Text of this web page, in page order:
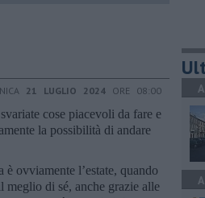
21 LUGLIO 2024 ORE 08:00
cose piacevoli da fare e
la possibilità di andare
è ovviamente l’estate, quando
meglio di sé, anche grazie alle